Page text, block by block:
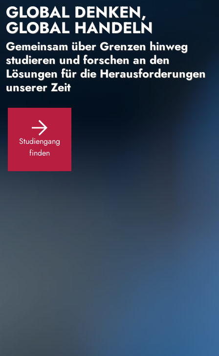
GLOBAL DENKEN,
GLOBAL HANDELN
Gemeinsam über Grenzen hinweg
studieren und forschen an den
Lösungen für die Herausforderungen
unserer Zeit
Studiengang
finden